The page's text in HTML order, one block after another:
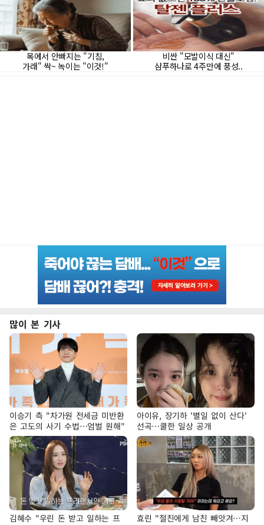
많이 본 기사
이승기 측 "차가원 전세금 미반환
은 고도의 사기 수법…엄벌 원해"
아이유, 장기하 '별일 없이 산다'
선곡…쿨한 일상 공개
김혜수 "우린 돈 받고 일하는 프
효린 "절친에게 남친 빼앗겨…지